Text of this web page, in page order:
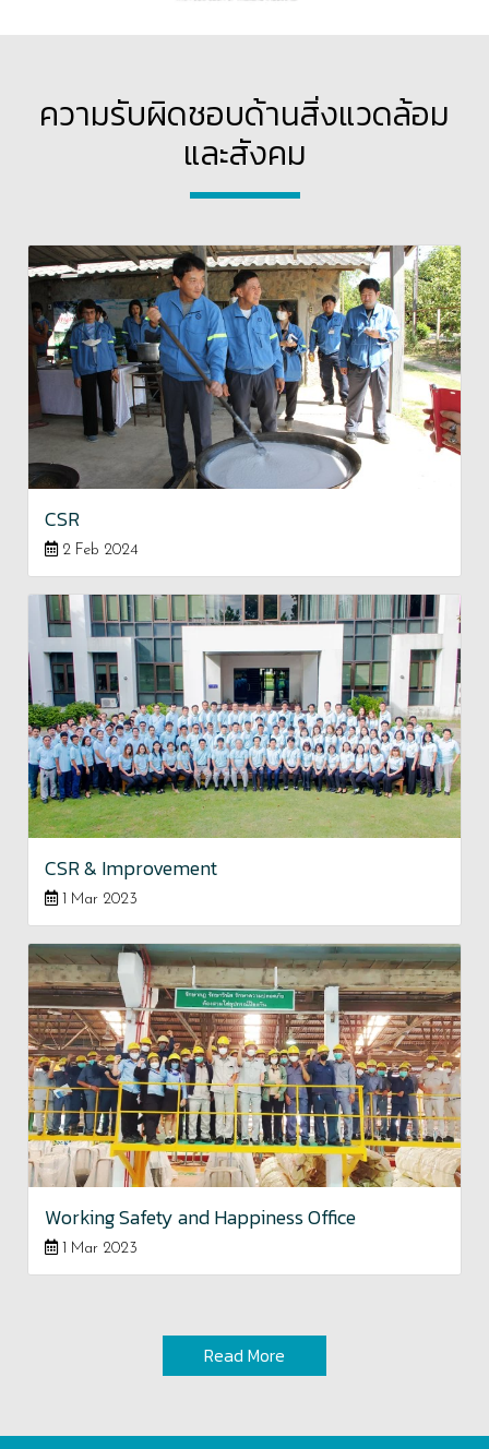
ความรับผิดชอบด้านสิ่งแวดล้อม
และสังคม
CSR
2 Feb 2024
CSR & Improvement
1 Mar 2023
Working Safety and Happiness Office
1 Mar 2023
Read More